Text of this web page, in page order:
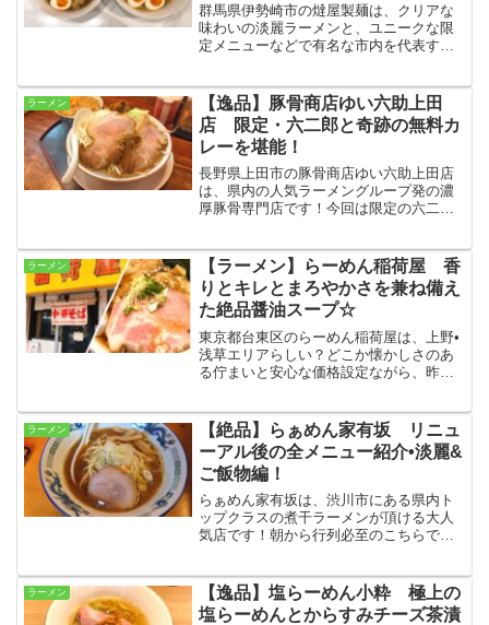
群馬県伊勢崎市の燵屋製麺は、クリアな
味わいの淡麗ラーメンと、ユニークな限
定メニューなどで有名な市内を代表する
をゲット！お店の味が自宅で簡単に再現
できて大満足でした☆
ラーメン
【逸品】豚骨商店ゆい六助上田
店 限定・六二郎と奇跡の無料カ
レーを堪能！
長野県上田市の豚骨商店ゆい六助上田店
は、県内の人気ラーメングループ発の濃
厚豚骨専門店です！今回は限定の六二郎
ビス精神満点の無料カレーも含めお腹い
っぱい楽しみました！
ラーメン
【ラーメン】らーめん稲荷屋 香
りとキレとまろやかさを兼ね備え
た絶品醤油スープ☆
東京都台東区のらーめん稲荷屋は、上野•
浅草エリアらしい？どこか懐かしさのあ
る佇まいと安心な価格設定ながら、昨今
ーメンだけでなく、ワンタンや限定メニ
ューも人気です☆
ラーメン
【絶品】らぁめん家有坂 リニュ
ーアル後の全メニュー紹介•淡麗&
ご飯物編！
らぁめん家有坂は、渋川市にある県内ト
ップクラスの煮干ラーメンが頂ける大人
気店です！朝から行列必至のこちらで最
た！この記事ではらぁめんとご飯物をご
紹介していきます☆
ラーメン
【逸品】塩らーめん小粋 極上の
塩らーめんとからすみチーズ茶漬